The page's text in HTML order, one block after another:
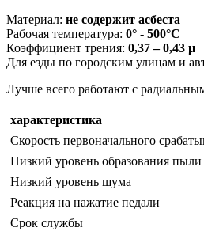
Материал: не содержит асбеста
Pабочая температура: 0° - 500°C
Коэффициент трения: 0,37 – 0,43 µ
Для езды по городским улицам и
Лучше всего работают с
характеристика
Скорость первоначального
Низкий уровень образования пыли
Низкий уровень шума
Реакция на нажатие педали
Срок службы